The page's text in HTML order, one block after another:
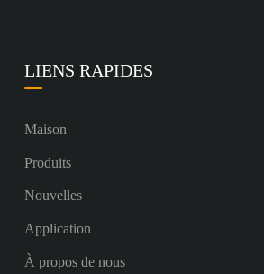
LIENS RAPIDES
Maison
Produits
Nouvelles
Application
À propos de nous